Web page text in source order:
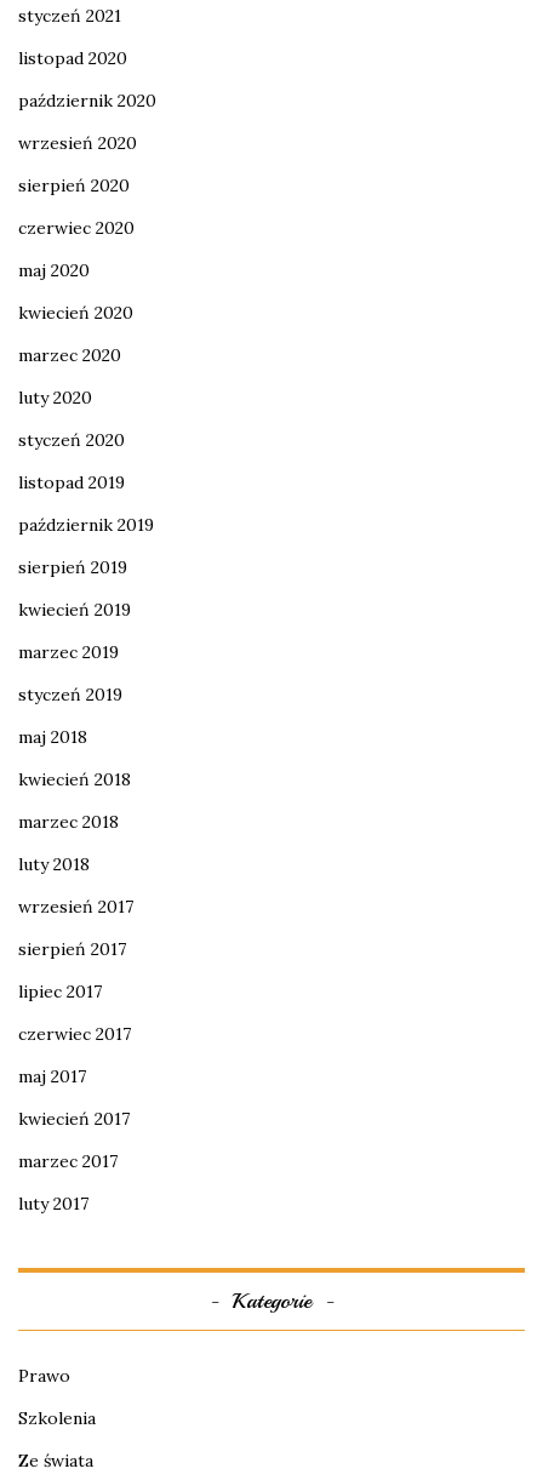
styczeń 2021
listopad 2020
październik 2020
wrzesień 2020
sierpień 2020
czerwiec 2020
maj 2020
kwiecień 2020
marzec 2020
luty 2020
styczeń 2020
listopad 2019
październik 2019
sierpień 2019
kwiecień 2019
marzec 2019
styczeń 2019
maj 2018
kwiecień 2018
marzec 2018
luty 2018
wrzesień 2017
sierpień 2017
lipiec 2017
czerwiec 2017
maj 2017
kwiecień 2017
marzec 2017
luty 2017
Kategorie
Prawo
Szkolenia
Ze świata